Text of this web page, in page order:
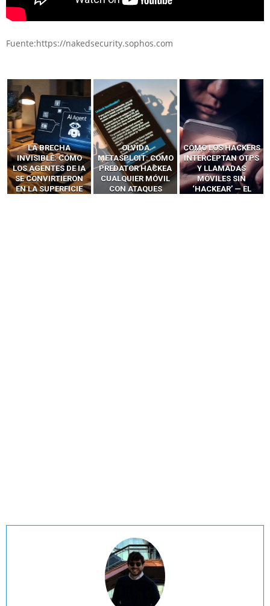
Fuente:https://nakedsecurity.sophos.com
LA BRECHA
INVISIBLE: CÓMO
LOS AGENTES DE IA
SE CONVIRTIERON
EN LA SUPERFICIE
OLVIDA
METASPLOIT: CÓMO
PREDATOR HACKEA
CUALQUIER MÓVIL
CON ATAQUES
CÓMO LOS HACKERS
INTERCEPTAN OTPS
Y LLAMADAS
MÓVILES SIN
‘HACKEAR’ — EL